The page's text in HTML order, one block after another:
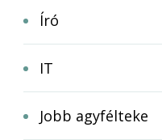
Író
IT
Jobb agyfélteke